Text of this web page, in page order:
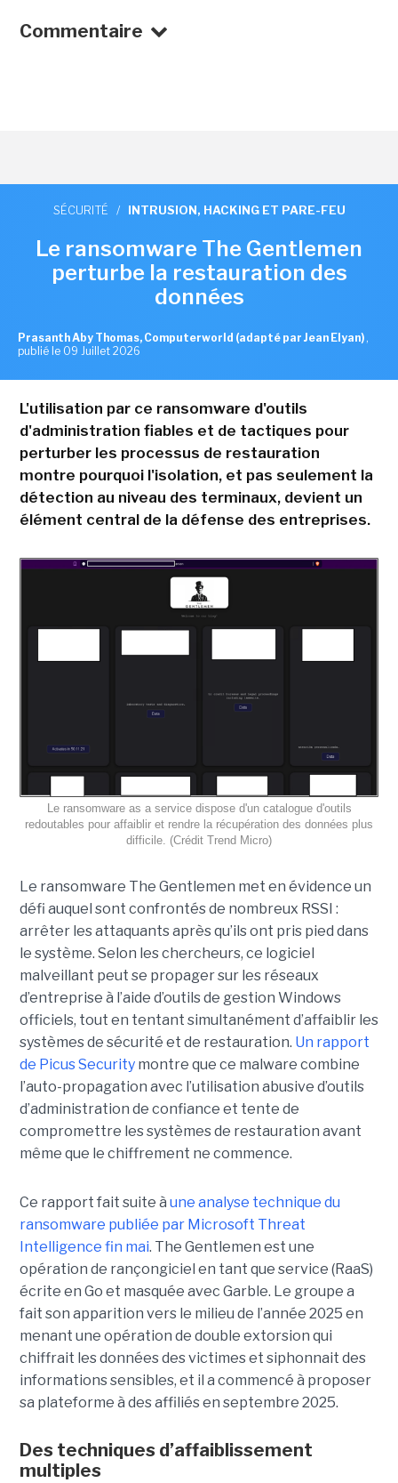
Commentaire
SÉCURITÉ / INTRUSION, HACKING ET PARE-FEU
Le ransomware The Gentlemen
perturbe la restauration des
données
Prasanth Aby Thomas, Computerworld (adapté par Jean Elyan) ,
publié le 09 Juillet 2026
L'utilisation par ce ransomware d'outils
d'administration fiables et de tactiques pour
perturber les processus de restauration
montre pourquoi l'isolation, et pas seulement la
détection au niveau des terminaux, devient un
élément central de la défense des entreprises.
Le ransomware as a service dispose d'un catalogue d'outils
redoutables pour affaiblir et rendre la récupération des données plus
difficile. (Crédit Trend Micro)
Le ransomware The Gentlemen met en évidence un
défi auquel sont confrontés de nombreux RSSI :
arrêter les attaquants après qu’ils ont pris pied dans
le système. Selon les chercheurs, ce logiciel
malveillant peut se propager sur les réseaux
d’entreprise à l’aide d’outils de gestion Windows
officiels, tout en tentant simultanément d’affaiblir les
systèmes de sécurité et de restauration. Un rapport
de Picus Securitymontre que ce malware combine
l’auto-propagation avec l’utilisation abusive d’outils
d’administration de confiance et tente de
compromettre les systèmes de restauration avant
même que le chiffrement ne commence.
Ce rapport fait suite à une analyse technique du
ransomware publiée par Microsoft Threat
Intelligence fin mai. The Gentlemen est une
opération de rançongiciel en tant que service (RaaS)
écrite en Go et masquée avec Garble. Le groupe a
fait son apparition vers le milieu de l’année 2025 en
menant une opération de double extorsion qui
chiffrait les données des victimes et siphonnait des
informations sensibles, et il a commencé à proposer
sa plateforme à des affiliés en septembre 2025.
Des techniques d’affaiblissement
multiples